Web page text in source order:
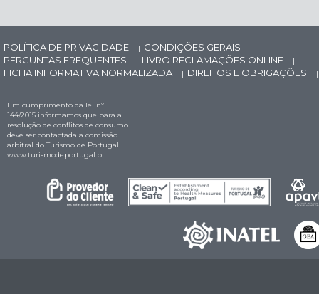
POLÍTICA DE PRIVACIDADE | CONDIÇÕES GERAIS |
PERGUNTAS FREQUENTES | LIVRO RECLAMAÇÕES ONLINE |
FICHA INFORMATIVA NORMALIZADA | DIREITOS E OBRIGAÇÕES |
Em cumprimento da lei nº
144/2015 informamos que para a
resolução de conflitos de consumo
deve ser contactada a comissão
arbitral do Turismo de Portugal
www.turismodeportugal.pt